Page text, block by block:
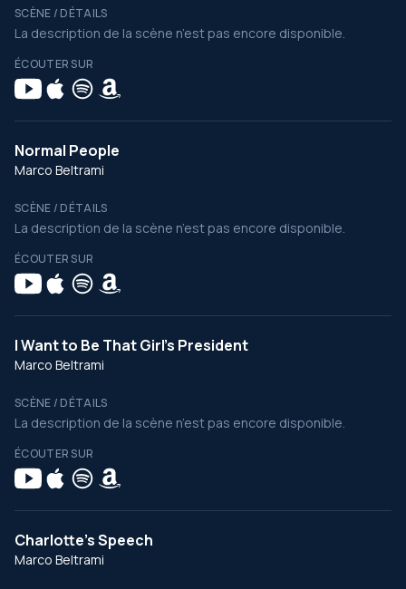
SCÈNE / DÉTAILS
La description de la scène n’est pas encore disponible.
ÉCOUTER SUR
Normal People
Marco Beltrami
SCÈNE / DÉTAILS
La description de la scène n’est pas encore disponible.
ÉCOUTER SUR
I Want to Be That Girl's President
Marco Beltrami
SCÈNE / DÉTAILS
La description de la scène n’est pas encore disponible.
ÉCOUTER SUR
Charlotte's Speech
Marco Beltrami